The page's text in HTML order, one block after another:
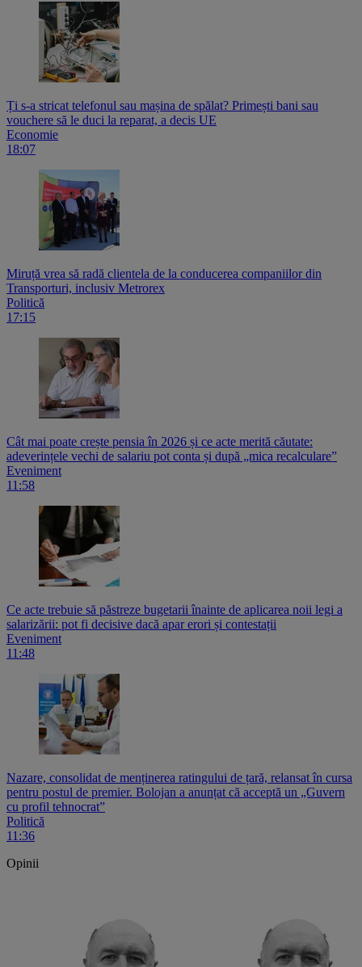
Ți s-a stricat telefonul sau mașina de spălat? Primești bani sau
vouchere să le duci la reparat, a decis UE
Economie
18:07
Miruță vrea să radă clientela de la conducerea companiilor din
Transporturi, inclusiv Metrorex
Politică
17:15
Cât mai poate crește pensia în 2026 și ce acte merită căutate:
adeverințele vechi de salariu pot conta și după „mica recalculare”
Eveniment
11:58
Ce acte trebuie să păstreze bugetarii înainte de aplicarea noii legi a
salarizării: pot fi decisive dacă apar erori și contestații
Eveniment
11:48
Nazare, consolidat de menținerea ratingului de țară, relansat în cursa
pentru postul de premier. Bolojan a anunțat că acceptă un „Guvern
cu profil tehnocrat”
Politică
11:36
Opinii